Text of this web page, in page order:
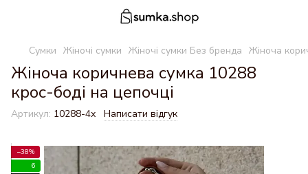
Сумки Жіночі сумки Жіночі сумки Без бренда Жіноча
Жіноча коричнева сумка 10288
крос-боді на цепочці
Артикул: 10288-4х Написати відгук
−38%
6